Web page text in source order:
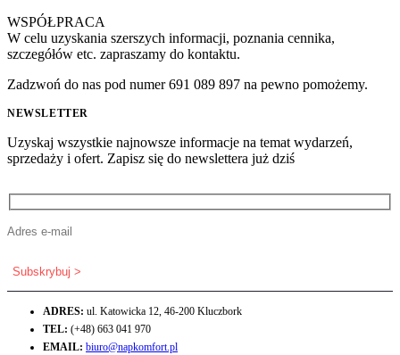
WSPÓŁPRACA
W celu uzyskania szerszych informacji, poznania cennika,
szczegółów etc. zapraszamy do kontaktu.
Zadzwoń do nas pod numer 691 089 897 na pewno pomożemy.
NEWSLETTER
Uzyskaj wszystkie najnowsze informacje na temat wydarzeń,
sprzedaży i ofert. Zapisz się do newslettera już dziś
ADRES: ul. Katowicka 12, 46-200 Kluczbork
TEL: (+48) 663 041 970
EMAIL: biuro@napkomfort.pl